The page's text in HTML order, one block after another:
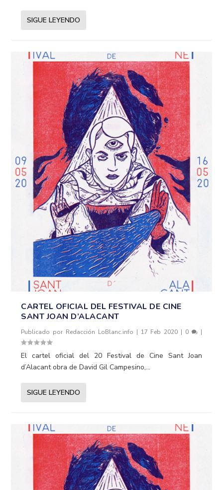
SIGUE LEYENDO
CARTEL OFICIAL DEL FESTIVAL DE CINE
SANT JOAN D’ALACANT
Publicado por Redacción LoBlanc.info | 17 Feb 2020 | 0 |
El cartel oficial del 20 Festival de Cine Sant Joan
d’Alacant obra de David Gil Campesino,...
SIGUE LEYENDO